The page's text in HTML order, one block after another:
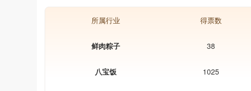
所属行业 得票数
鲜肉粽子 38
八宝饭 1025